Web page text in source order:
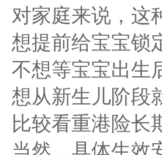
对家庭来说，这
想提前给宝宝锁
不想等宝宝出生
想从新生儿阶段
比较看重港险长
当然，具体生效